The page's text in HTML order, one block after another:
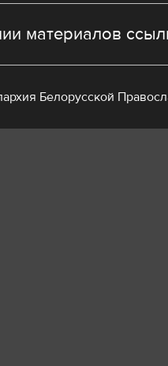
материалов
Белорусской